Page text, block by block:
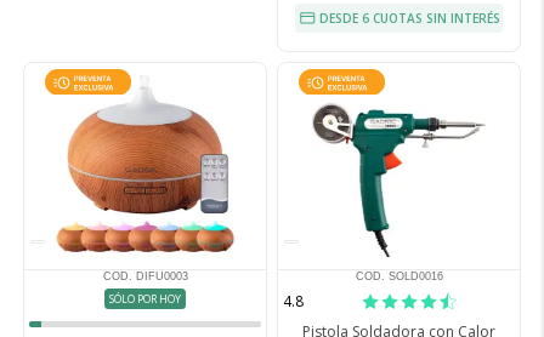
DESDE 6 CUOTAS SIN INTERÉS
COD. DIFU0003
SÓLO POR HOY
COD. SOLD0016
4.8
Pistola Soldadora con Calor